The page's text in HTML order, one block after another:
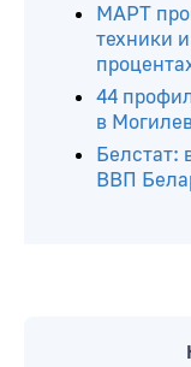
МАРТ
техники
44
в
Белстат:
ВВП